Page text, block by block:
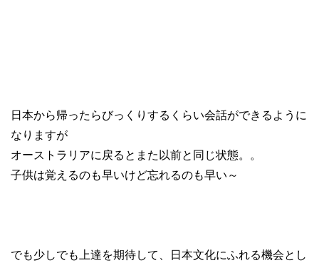
日本から帰ったらびっくりするくらい会話ができるように
なりますが
オーストラリアに戻るとまた以前と同じ状態。。
子供は覚えるのも早いけど忘れるのも早い～
でも少しでも上達を期待して、日本文化にふれる機会とし